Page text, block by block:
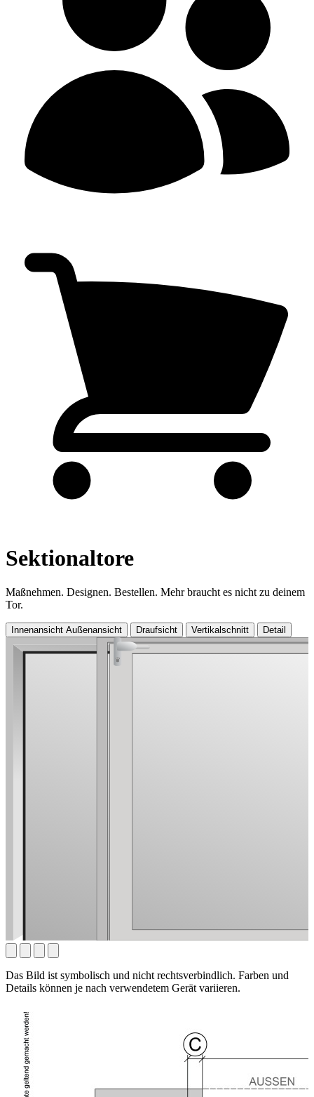
Sektionaltore
Maßnehmen. Designen. Bestellen. Mehr braucht es nicht zu deinem
Tor.
Innenansicht Außenansicht Draufsicht Vertikalschnitt Detail
Das Bild ist symbolisch und nicht rechtsverbindlich. Farben und
Details können je nach verwendetem Gerät variieren.